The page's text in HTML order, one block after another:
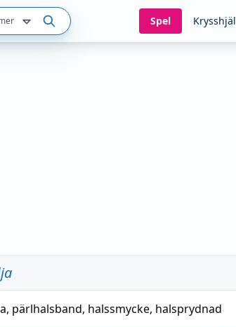
Spel
, pärlhalsband, halssmycke, halsprydnad